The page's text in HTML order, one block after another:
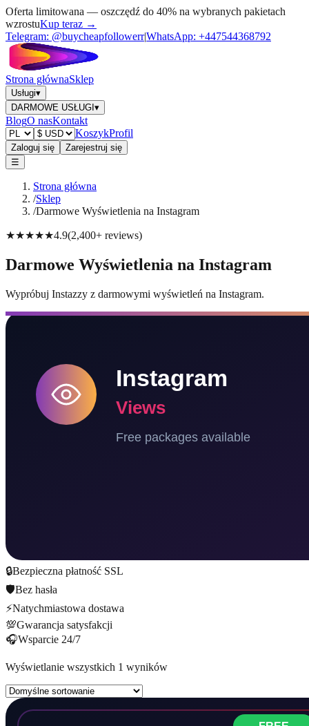
Oferta limitowana — oszczędź do 40% na wybranych pakietach
wzrostuKup teraz →
Telegram: @buycheapfollowerr|WhatsApp: +447544368792
Strona głównaSklep
Usługi▾
DARMOWE USŁUGI ▾
BlogO nasKontakt
KoszykProfil
Zaloguj się
Zarejestruj się
☰
Strona główna
/Sklep
/Darmowe Wyświetlenia na Instagram
★★★★★4.9(2,400+ reviews)
Darmowe Wyświetlenia na Instagram
Wypróbuj Instazzy z darmowymi wyświetleń na Instagram.
🔒Bezpieczna płatność SSL
🛡️Bez hasła
⚡Natychmiastowa dostawa
💯Gwarancja satysfakcji
🎧Wsparcie 24/7
Wyświetlanie wszystkich 1 wyników